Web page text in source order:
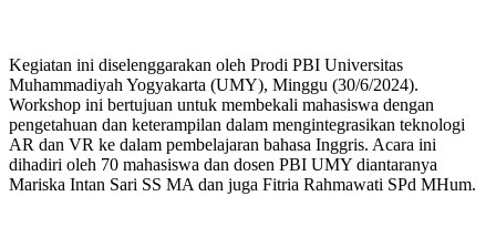
Kegiatan ini diselenggarakan oleh Prodi PBI Universitas
Muhammadiyah Yogyakarta (UMY), Minggu (30/6/2024).
Workshop ini bertujuan untuk membekali mahasiswa dengan
pengetahuan dan keterampilan dalam mengintegrasikan teknologi
AR dan VR ke dalam pembelajaran bahasa Inggris. Acara ini
dihadiri oleh 70 mahasiswa dan dosen PBI UMY diantaranya
Mariska Intan Sari SS MA dan juga Fitria Rahmawati SPd MHum.